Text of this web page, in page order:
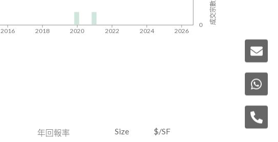
0
2016 2018 2020 2022 2024 2026
成交宗數
年回報率 Size $/SF